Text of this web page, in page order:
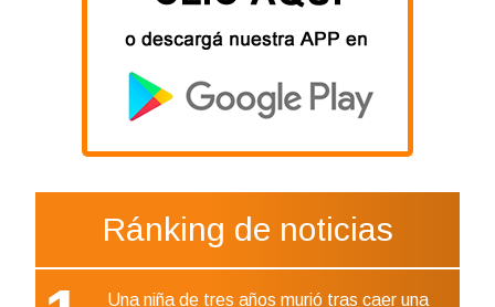
Ránking de noticias
Una niña de tres años murió tras caer una